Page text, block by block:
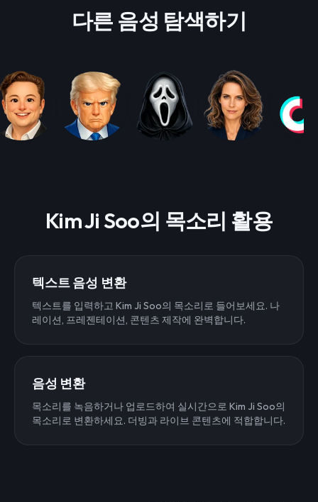
다른 음성 탐색하기
Kim Ji Soo의 목소리 활용
텍스트 음성 변환
텍스트를 입력하고 Kim Ji Soo의 목소리로 들어보세요. 나
레이션, 프레젠테이션, 콘텐츠 제작에 완벽합니다.
음성 변환
목소리를 녹음하거나 업로드하여 실시간으로 Kim Ji Soo의
목소리로 변환하세요. 더빙과 라이브 콘텐츠에 적합합니다.